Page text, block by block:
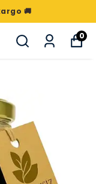
🚚
0